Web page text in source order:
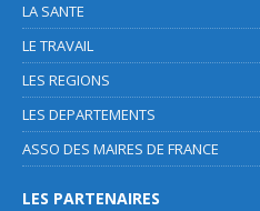
LA SANTE
LE TRAVAIL
LES REGIONS
LES DEPARTEMENTS
ASSO DES MAIRES DE FRANCE
LES PARTENAIRES